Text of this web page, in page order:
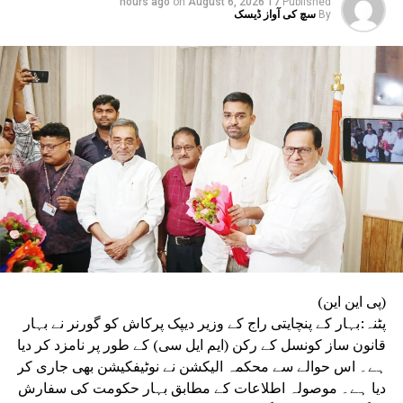
تھیں۔ ان میں سے ایک کمیٹی طلبہ کو جاری کیے گئے وجہ بتاؤ
نوٹسوں پر موصول ہونے والے جوابات کا جائزہ لے کر اپنی
رپورٹ تیار کرے گی۔ دوسری کمیٹی بدعنوانی اور بے ضابطگی
سے پاک امتحانات کے انعقاد کے لیے رہنما اصول مرتب کرے گی،
جبکہ تیسری کمیٹی پورے امتحانی نظام اور اس کے طریقۂ کار
کا تفصیلی مطالعہ کرے گی۔
By سچ کی آواز ڈیسک
(پی این این)
پٹنہ:بہار کے پنچایتی راج کے وزیر دیپک پرکاش کو گورنر نے بہار
قانون ساز کونسل کے رکن (ایم ایل سی) کے طور پر نامزد کر دیا
ہے۔ اس حوالے سے محکمہ الیکشن نے نوٹیفکیشن بھی جاری کر
دیا ہے۔ موصولہ اطلاعات کے مطابق بہار حکومت کی سفارش